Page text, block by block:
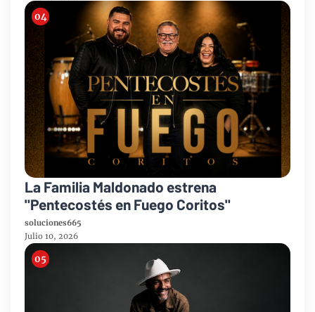
La Familia Maldonado estrena
"Pentecostés en Fuego Coritos"
soluciones665
Julio 10, 2026